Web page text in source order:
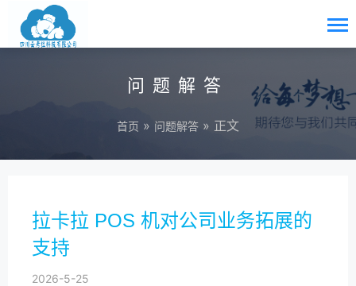
问题解答
首页 » 问题解答 » 正文
拉卡拉 POS 机对公司业务拓展的
支持
2026-5-25